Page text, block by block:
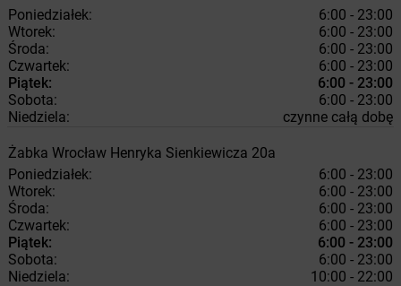
Poniedziałek:
6:00 - 23:00
Wtorek:
6:00 - 23:00
Środa:
6:00 - 23:00
Czwartek:
6:00 - 23:00
Piątek:
6:00 - 23:00
Sobota:
6:00 - 23:00
Niedziela:
czynne całą dobę
Żabka Wrocław Henryka Sienkiewicza 20a
Poniedziałek:
6:00 - 23:00
Wtorek:
6:00 - 23:00
Środa:
6:00 - 23:00
Czwartek:
6:00 - 23:00
Piątek:
6:00 - 23:00
Sobota:
6:00 - 23:00
Niedziela:
10:00 - 22:00